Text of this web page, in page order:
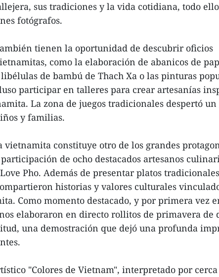
sus tradiciones y la vida cotidiana, todo
fotógrafos.
tienen la oportunidad de descubrir oficios
como la elaboración de abanicos de
libélulas de bambú de Thach Xa o las pinturas
participar en talleres para crear artesanías
La zona de juegos tradicionales despertó un
y familias.
vietnamita constituye otro de los grandes
de ocho destacados artesanos
Pho. Además de presentar platos
historias y valores culturales
Como momento destacado, y por primera vez
elaboraron en directo rollitos de primavera de
una demostración que dejó una profunda
"Colores de Vietnam", interpretado por